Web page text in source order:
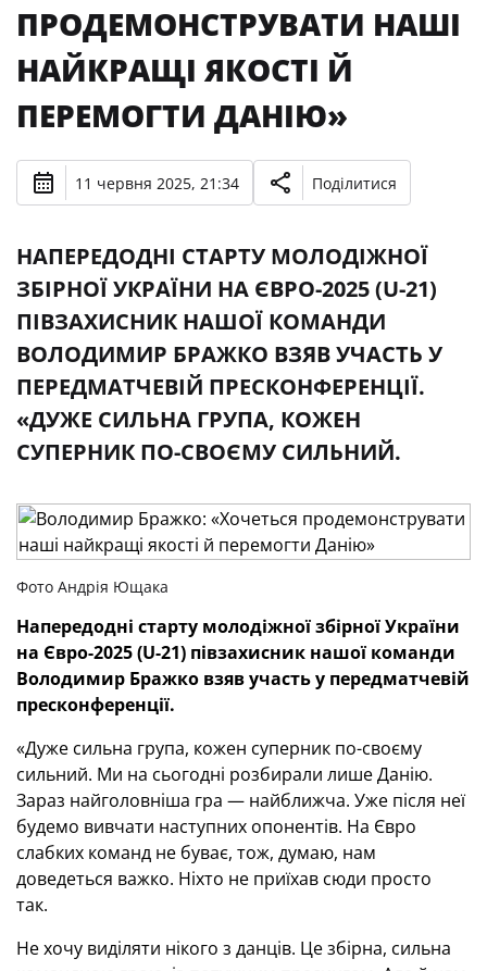
ПРОДЕМОНСТРУВАТИ НАШІ
НАЙКРАЩІ ЯКОСТІ Й
ПЕРЕМОГТИ ДАНІЮ»
11 червня 2025, 21:34 Поділитися
НАПЕРЕДОДНІ СТАРТУ МОЛОДІЖНОЇ
ЗБІРНОЇ УКРАЇНИ НА ЄВРО-2025 (U-21)
ПІВЗАХИСНИК НАШОЇ КОМАНДИ
ВОЛОДИМИР БРАЖКО ВЗЯВ УЧАСТЬ У
ПЕРЕДМАТЧЕВІЙ ПРЕСКОНФЕРЕНЦІЇ.
«ДУЖЕ СИЛЬНА ГРУПА, КОЖЕН
СУПЕРНИК ПО-СВОЄМУ СИЛЬНИЙ.
Фото Андрія Ющака
Напередодні старту молодіжної збірної України
на Євро-2025 (U-21) півзахисник нашої команди
Володимир Бражко взяв участь у передматчевій
пресконференції.
«Дуже сильна група, кожен суперник по-своєму
сильний. Ми на сьогодні розбирали лише Данію.
Зараз найголовніша гра — найближча. Уже після неї
будемо вивчати наступних опонентів. На Євро
слабких команд не буває, тож, думаю, нам
доведеться важко. Ніхто не приїхав сюди просто
так.
Не хочу виділяти нікого з данців. Це збірна, сильна